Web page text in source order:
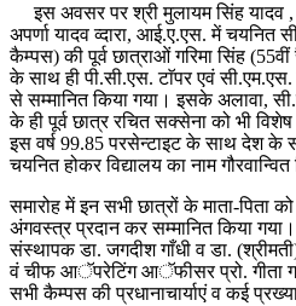
इस अवसर पर श्री मुलायम सिंह यादव
अपर्णा यादव व्दारा, आई.ए.एस. में चयनित
कैम्पस) की पूर्व छात्राओं गरिमा सिंह
के साथ ही पी.सी.एस. टाॅपर एवं सी.एम.एस.
से सम्मानित किया गया। इसके अलावा,
के ही पूर्व छात्र रचित सक्सेना को भी
इस वर्ष 99.85 परसेन्टाइट के साथ देश के
चयनित होकर विद्यालय का नाम गौरवान्वित
समारोह में इन सभी छात्रों के माता-पिता
अंगवस्त्र प्रदान कर सम्मानित किया
संस्थापक डा. जगदीश गाँधी व डा.
वं चीफ आॅपरेटिंग आॅफीसर प्रो. गीता
सभी कैम्पस की प्रधानाचार्याएं व कई